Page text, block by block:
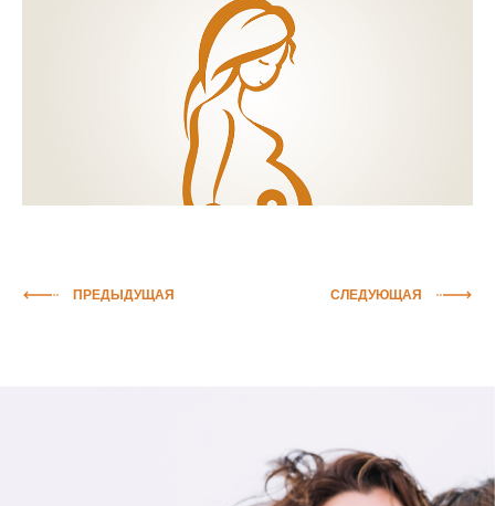
ПРЕДЫДУЩАЯ СЛЕДУЮЩАЯ